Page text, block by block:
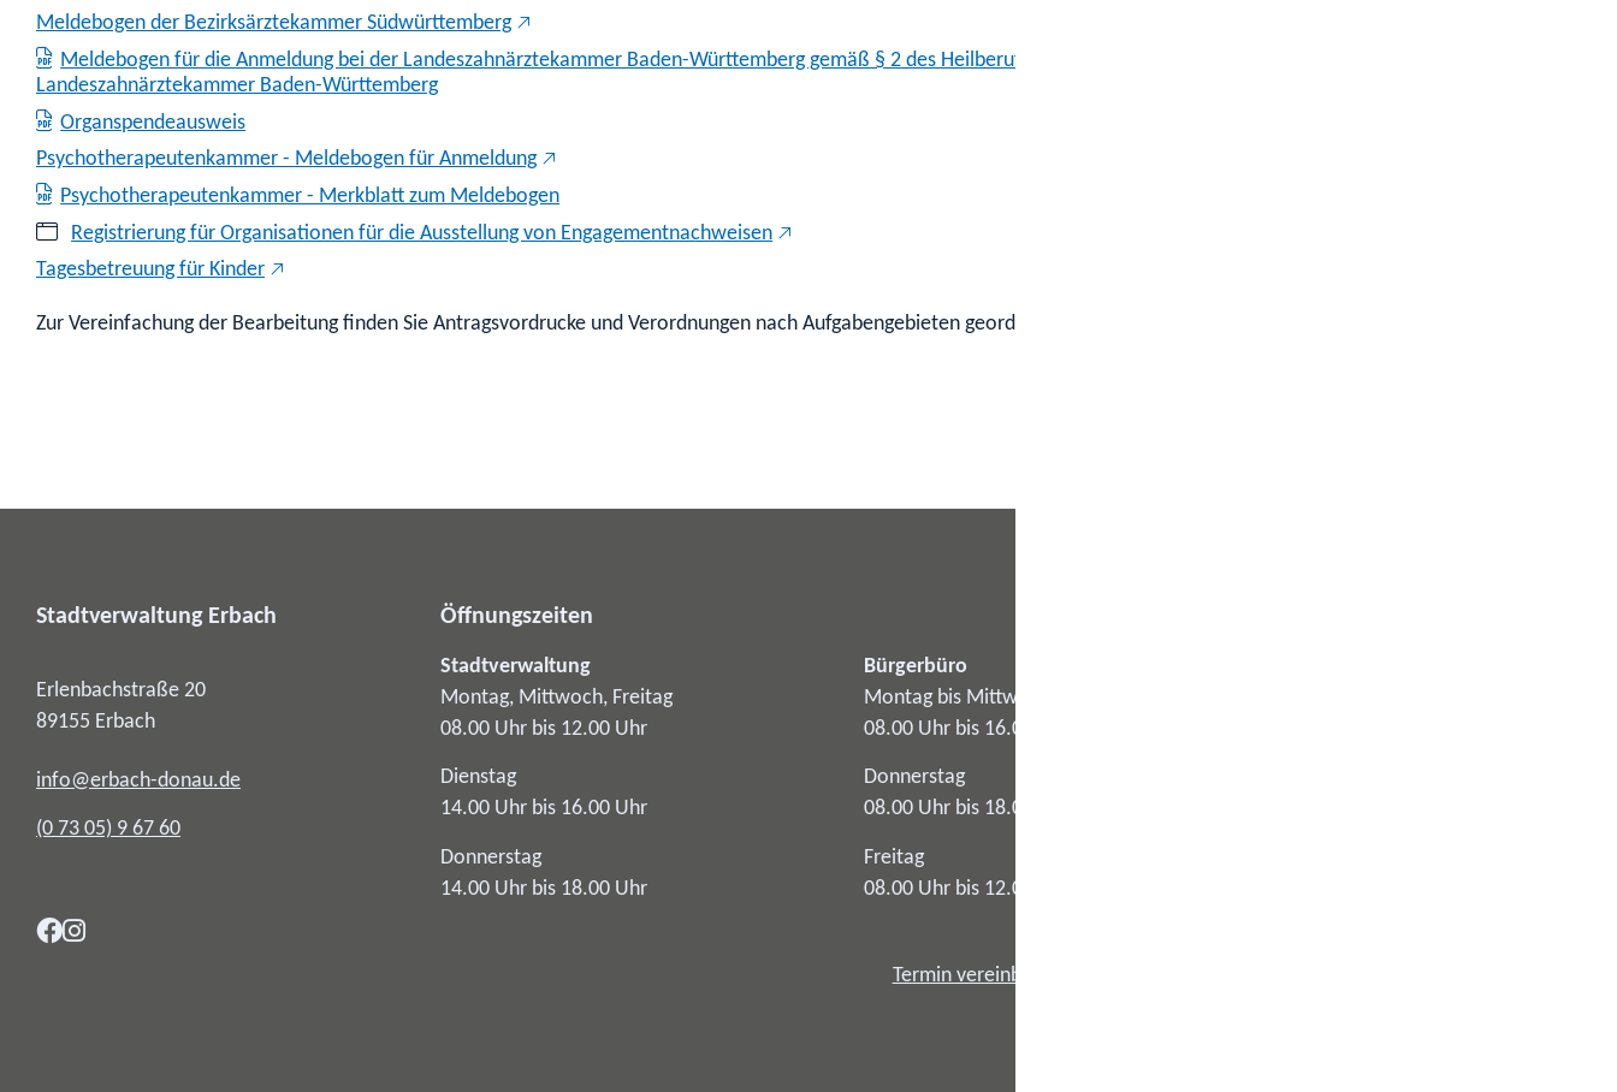
Meldebogen der Bezirksärztekammer Südwürttemberg
Meldebogen für die Anmeldung bei der Landeszahnärztekammer Baden-Württemberg gemäß § 2 des Heilberufe-Kammergesetzes in Verbindung mit der Meldeordnung der
Landeszahnärztekammer Baden-Württemberg
Organspendeausweis
Psychotherapeutenkammer - Meldebogen für Anmeldung
Psychotherapeutenkammer - Merkblatt zum Meldebogen
Registrierung für Organisationen für die Ausstellung von Engagementnachweisen
Tagesbetreuung für Kinder
Zur Vereinfachung der Bearbeitung finden Sie Antragsvordrucke und Verordnungen nach Aufgabengebieten geordnet.
Stadtverwaltung Erbach
Erlenbachstraße 20
89155 Erbach
info@erbach-donau.de
(0 73 05) 9 67 60
Öffnungszeiten
Stadtverwaltung
Montag, Mittwoch, Freitag
08.00 Uhr bis 12.00 Uhr
Dienstag
14.00 Uhr bis 16.00 Uhr
Donnerstag
14.00 Uhr bis 18.00 Uhr
Bürgerbüro
Montag bis Mittwoch
08.00 Uhr bis 16.00 Uhr
Donnerstag
08.00 Uhr bis 18.00 Uhr
Freitag
08.00 Uhr bis 12.00 Uhr
Termin vereinbaren